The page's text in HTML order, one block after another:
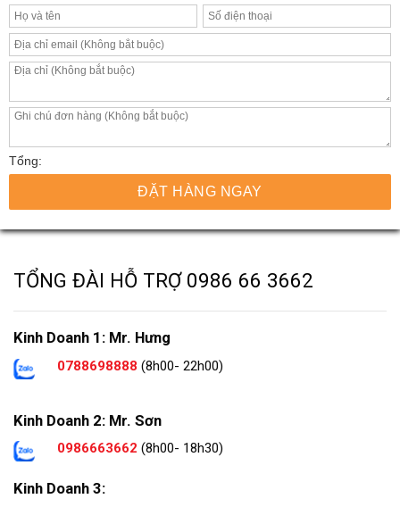
Tổng:
ĐẶT HÀNG NGAY
TỔNG ĐÀI HỖ TRỢ 0986 66 3662
Kinh Doanh 1: Mr. Hưng
0788698888 (8h00- 22h00)
Kinh Doanh 2: Mr. Sơn
0986663662 (8h00- 18h30)
Kinh Doanh 3: